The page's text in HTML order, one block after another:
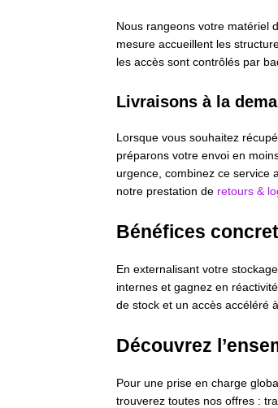
Nous rangeons votre matériel
mesure accueillent les
les accès sont contrôlés par
Livraisons à la
Lorsque vous souhaitez
préparons votre envoi en
urgence, combinez ce service
notre prestation de retours &
Bénéfices
En externalisant votre
internes et gagnez en
de stock et un accès accéléré
Découvrez
Pour une prise en charge
trouverez toutes nos offres :